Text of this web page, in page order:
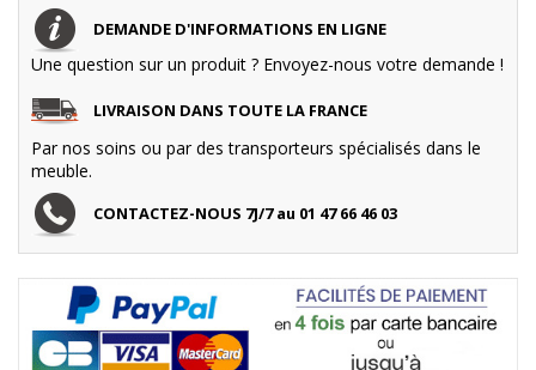
DEMANDE D'INFORMATIONS EN LIGNE
Une question sur un produit ? Envoyez-nous votre demande !
LIVRAISON DANS TOUTE LA FRANCE
Par nos soins ou par des transporteurs spécialisés dans le
meuble.
CONTACTEZ-NOUS 7J/7 au 01 47 66 46 03